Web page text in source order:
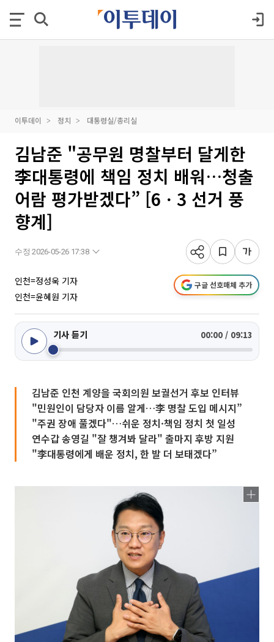
이투데이 정치 대통령실/총리실
김남준 "공무원 명찰부터 달게한
李대통령에 책임 정치 배워…청출
어람 평가받겠다” [6ㆍ3 선거 풍
향계]
수정 2026-05-26 17:38
인천=정성욱 기자
인천=윤혜원 기자
구글 선호매체 추가
기사 듣기 00:00 / 09:13
김남준 인천 계양을 국회의원 보궐선거 후보 인터뷰
"민원인이 담당자 이름 알게…李 명찰 도입 메시지”
"주권 장애 풀겠다"…쉬운 정치·책임 정치 첫 일성
연수갑 송영길 "잘 챙겨봐 달라" 출마지 후방 지원
"李대통령에게 배운 정치, 한 발 더 보태겠다”